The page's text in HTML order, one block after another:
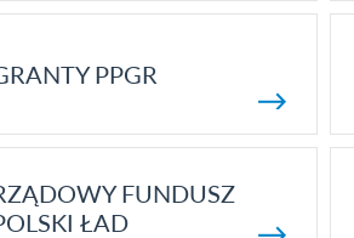
PPGR
FUNDUSZ
ŁAD